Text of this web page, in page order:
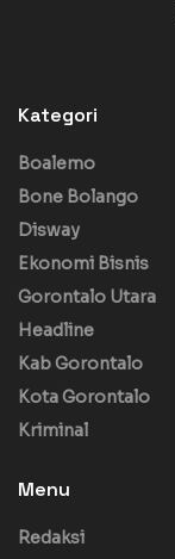
Kategori
Boalemo
Bone Bolango
Disway
Ekonomi Bisnis
Gorontalo Utara
Headline
Kab Gorontalo
Kota Gorontalo
Kriminal
Menu
Redaksi